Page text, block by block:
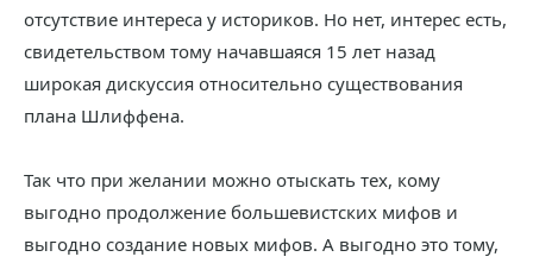
отсутствие интереса у историков. Но нет, интерес есть,
свидетельством тому начавшаяся 15 лет назад
широкая дискуссия относительно существования
плана Шлиффена.
Так что при желании можно отыскать тех, кому
выгодно продолжение большевистских мифов и
выгодно создание новых мифов. А выгодно это тому,